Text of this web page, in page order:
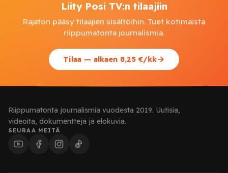
Liity Posi TV:n tilaajiin
Rajaton pääsy tilaajien sisältöihin. Tuet kotimaista
riippumatonta journalismia.
Tilaa — alkaen 8,25 €/kk
Riippumatonta journalismia vuodesta 2019. Uutisia,
videoita, dokumentteja ja elokuvia.
SEURAA MEITÄ